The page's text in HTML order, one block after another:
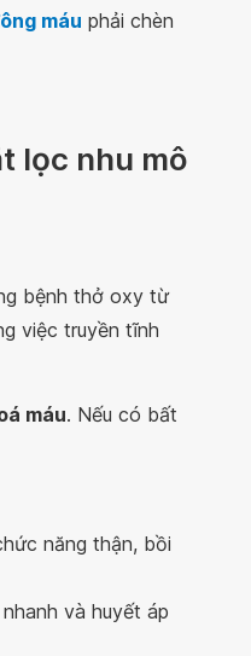
máu phải chèn
lọc nhu mô
bệnh thở oxy từ
việc truyền tĩnh
máu. Nếu có bất
năng thận, bồi
và huyết áp